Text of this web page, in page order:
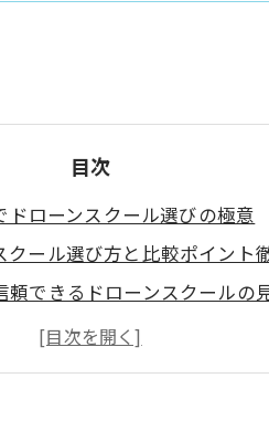
目次
ドローンスクール選びの極意
クール選び方と比較ポイント
頼できるドローンスクールの
クール仙台で注目すべき講習
期間で見るおすすめドローン